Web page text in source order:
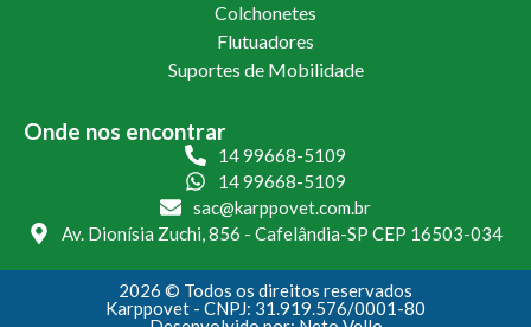
Colchonetes
Flutuadores
Suportes de Mobilidade
Onde nos encontrar
14 99668-5109
14 99668-5109
sac@karppovet.com.br
Av. Dionísia Zuchi, 856 - Cafelândia-SP CEP 16503-034
2026 © Todos os direitos reservados
Karppovet - CNPJ: 31.919.576/0001-80